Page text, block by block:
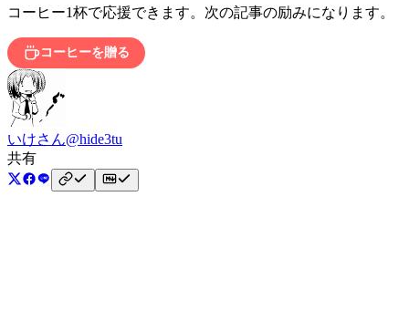
コーヒー1杯で応援できます。次の記事の励みになります。
コーヒーを贈る
いけさん@hide3tu
共有